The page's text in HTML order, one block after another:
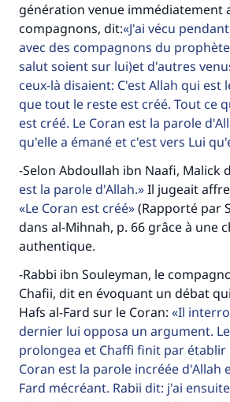
génération venue immédiatement
compagnons, dit: J'ai vécu
avec des compagnons du
salut soient sur lui)et d'autres
ceux-là disaient: C'est Allah qui est
que tout le reste est créé. Tout ce
est créé. Le Coran est la parole
qu'elle a émané et c'est vers Lui
-Selon Abdoullah ibn Naafi, Malick
est la parole d'Allah. Il jugeait
Le Coran est créé (Rapporté par
dans al-Mihnah, p. 66 grâce à une
authentique.
-Rabbi ibn Souleyman, le
Chafii, dit en évoquant un débat
Hafs al-Fard sur le Coran: Il
dernier lui opposa un argument.
prolongea et Chaffi finit par établir
Coran est la parole incréée d'Allah
Fard mécréant. Rabii dit: j'ai